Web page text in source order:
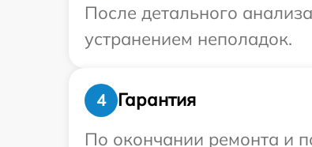
После детального
устранением неполадок.
4
Гарантия
По окончании ремонта и